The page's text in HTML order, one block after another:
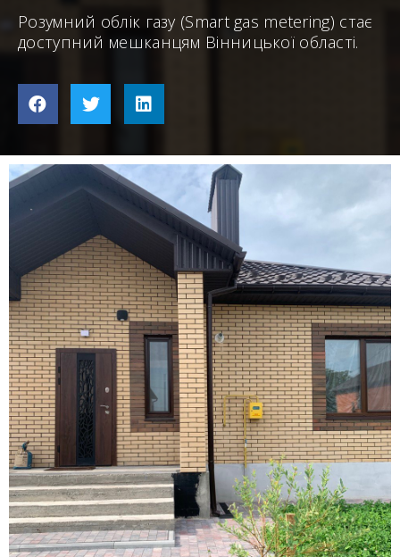
Розумний облік газу (Smart gas metering) стає
доступний мешканцям Вінницької області.